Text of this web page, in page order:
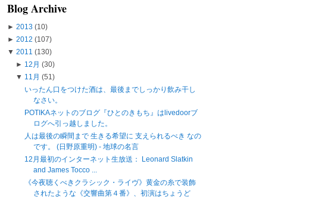
Blog Archive
► 2013 (10)
► 2012 (107)
▼ 2011 (130)
► 12月 (30)
▼ 11月 (51)
いったん口をつけた酒は、最後までしっかり飲み干し
なさい。
POTIKAネットのブログ『ひとのきもち』はlivedoorブ
ログへ引っ越しました。
人は最後の瞬間まで 生きる希望に 支えられるべき なの
です。 (日野原重明) - 地球の名言
12月最初のインターネット生放送： Leonard Slatkin
and James Tocco ...
《今夜聴くべきクラシック・ライヴ》黄金の糸で装飾
されたような《交響曲第４番》、初演はちょうど